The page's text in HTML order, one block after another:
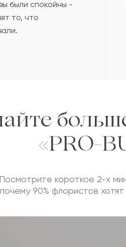
были спокойны -
то, что
«PRO-
короткое 2-х
почему 90% флористов